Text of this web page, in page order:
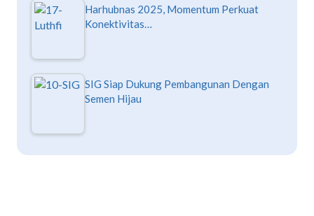
Harhubnas 2025, Momentum Perkuat
Konektivitas…
SIG Siap Dukung Pembangunan Dengan
Semen Hijau